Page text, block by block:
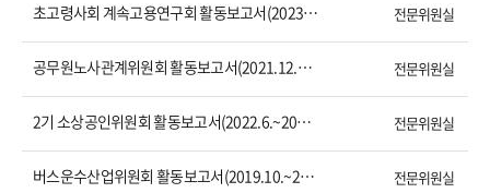
초고령사회 계속고용연구회 활동보고서(2023.7.~2024.2.) 전문위원실
공무원노사관계위원회 활동보고서(2021.12.~2023.12.) 전문위원실
2기 소상공인위원회 활동보고서(2022.6.~2023.6.) 전문위원실
버스운수산업위원회 활동보고서(2019.10.~2020.10.) 전문위원실